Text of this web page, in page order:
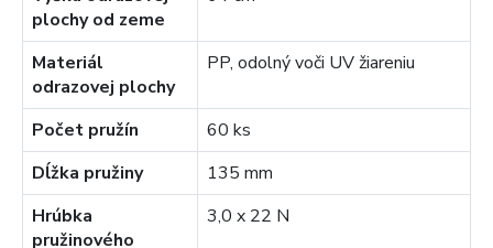
plochy od zeme
Materiál
odrazovej plochy
PP, odolný voči UV žiareniu
Počet pružín
60 ks
Dĺžka pružiny
135 mm
Hrúbka
pružinového
3,0 x 22 N